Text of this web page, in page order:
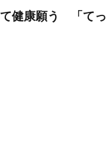
て健康願う 「て